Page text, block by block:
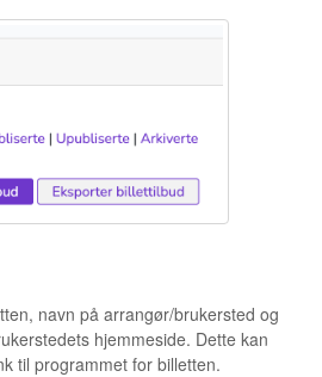
Kommune
navn på arrangør/brukersted og
hjemmeside. Dette kan
til programmet for billetten.